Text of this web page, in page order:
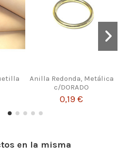
Anilla Redonda, Metálica
c/DORADO
0,19 €
en la misma